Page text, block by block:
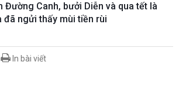
Đường Canh, bưởi Diễn và qua tết là
đã ngửi thấy mùi tiền rùi
In bài viết